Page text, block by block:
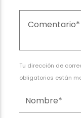
Tu dirección de
obligatorios están